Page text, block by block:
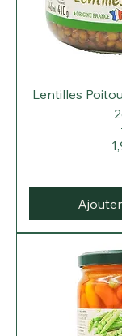
Lentilles